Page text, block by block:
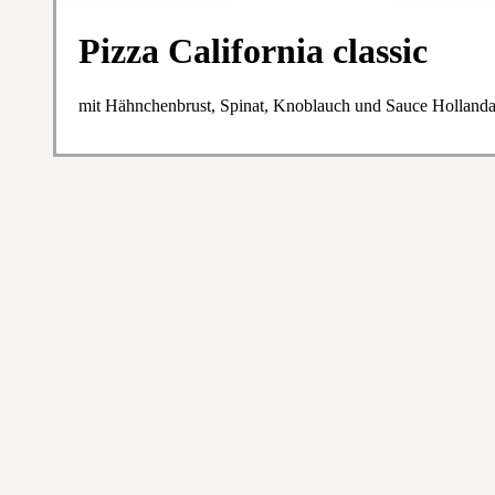
Pizza California classic
mit Hähnchenbrust, Spinat, Knoblauch und Sauce